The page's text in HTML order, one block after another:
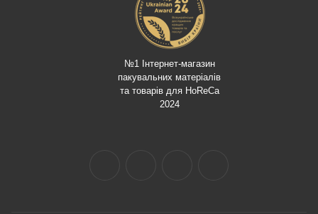
№1 Інтернет-магазин
пакувальних матеріалів
та товарів для HoReCa
2024